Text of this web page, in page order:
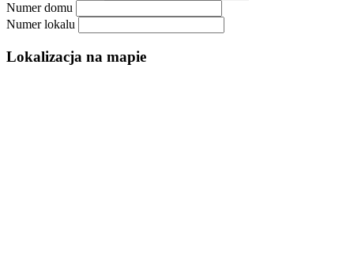
Numer domu
Numer lokalu
Lokalizacja na mapie